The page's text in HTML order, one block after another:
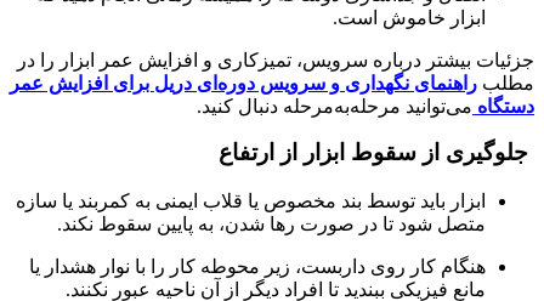
ابزار خاموش است.
جزئیات بیشتر درباره سرویس، تمیزکاری و افزایش عمر ابزار را در
مطلب راهنمای نگهداری و سرویس دوره‌ای دریل برای افزایش عمر
دستگاه می‌توانید مرحله‌به‌مرحله دنبال کنید.
جلوگیری از سقوط ابزار از ارتفاع
ابزار باید توسط بند مخصوص یا قلاب ایمنی به کمربند یا سازه
متصل شود تا در صورت رها شدن، به پایین سقوط نکند.
هنگام کار روی داربست، زیر محوطه کار را با نوار هشدار یا
مانع فیزیکی ببندید تا افراد دیگر از آن ناحیه عبور نکنند.